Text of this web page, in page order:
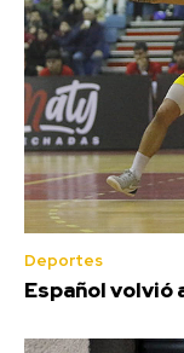
Deportes
Español volvió